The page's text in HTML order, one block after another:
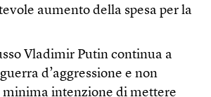
aumento della spesa per la
Vladimir Putin continua a
d’aggressione e non
minima intenzione di mettere